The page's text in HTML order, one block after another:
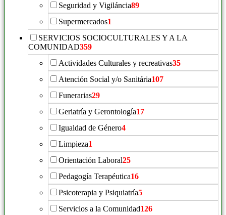
Seguridad y Vigiláncia89
Supermercados1
SERVICIOS SOCIOCULTURALES Y A LA
COMUNIDAD359
Actividades Culturales y recreativas35
Atención Social y/o Sanitária107
Funerarias29
Geriatría y Gerontología17
Igualdad de Género4
Limpieza1
Orientación Laboral25
Pedagogía Terapéutica16
Psicoterapia y Psiquiatría5
Servicios a la Comunidad126